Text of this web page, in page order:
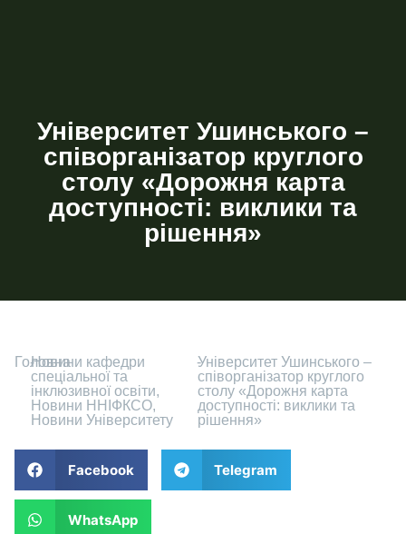
Університет Ушинського –
співорганізатор круглого
столу «Дорожня карта
доступності: виклики та
рішення»
Головна
-Новини кафедри
спеціальної та
інклюзивної освіти,
Новини ННІФКСО,
Новини Університету
-Університет Ушинського –
співорганізатор круглого
столу «Дорожня карта
доступності: виклики та
рішення»
Facebook Telegram
WhatsApp